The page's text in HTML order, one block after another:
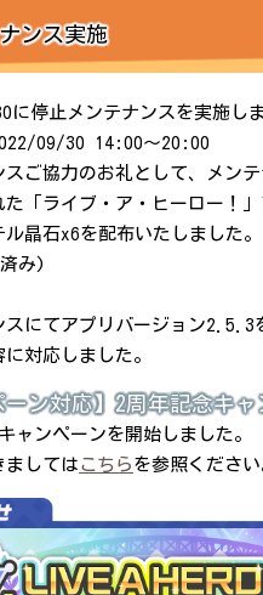
ンス実施
に停止メンテナンスを実施しま
09/30 14:00～20:00
スご協力のお礼として、メン
た「ライブ・ア・ヒーロー！
ル晶石x6を配布いたしました
み)
スにてアプリバージョン2.5.3
対応しました。
ーン対応】2周年記念キ
ャンペーンを開始しました。
ましては こちら を参照ください